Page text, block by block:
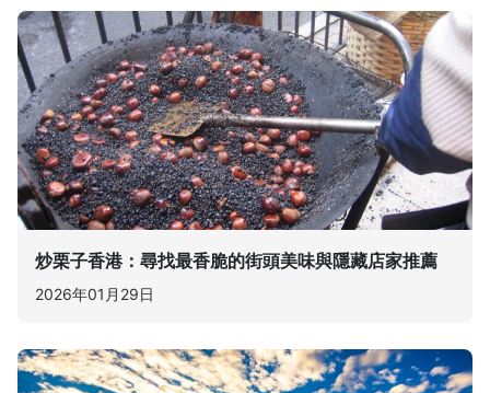
炒栗子香港：尋找最香脆的街頭美味與隱藏店家推薦
2026年01月29日